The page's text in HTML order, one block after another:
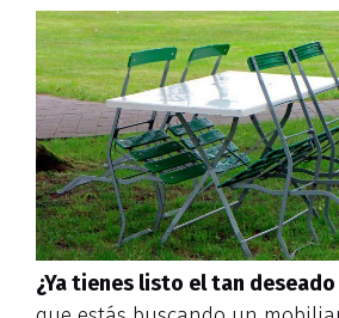
¿Ya tienes listo el tan